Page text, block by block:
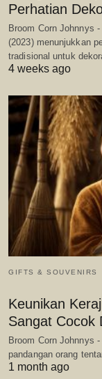
Perhatian
Broom Corn Johnnys
(2023) menunjukkan
tradisional untuk
4 weeks ago
GIFTS & SOUVENIRS
Keunikan
Sangat Cocok
Broom Corn Johnnys
pandangan orang
1 month ago